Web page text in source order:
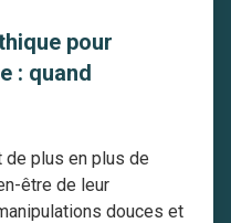
pour
: quand
de plus en plus de
être de leur
douces et